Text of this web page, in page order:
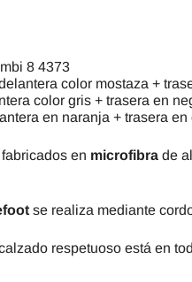
8 4373
color mostaza +
color gris + trasera en
en naranja + trasera
en microfibra de
se realiza mediante
respetuoso está en